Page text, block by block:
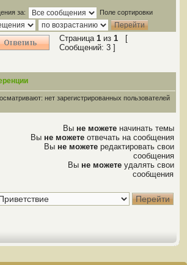
за: Поле сортировки
Страница 1 из 1 [
Сообщений: 3 ]
нет зарегистрированных пользователей
Вы не можете начинать темы
Вы не можете отвечать на сообщения
Вы не можете редактировать свои
сообщения
Вы не можете удалять свои
сообщения